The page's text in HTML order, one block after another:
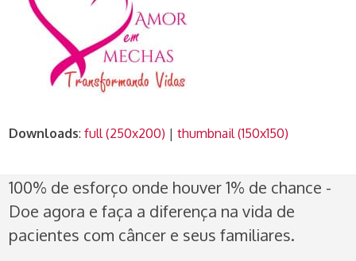
Downloads:full (250x200) |thumbnail (150x150)
100% de esforço onde houver 1% de chance -
Doe agora e faça a diferença na vida de
pacientes com câncer e seus familiares.